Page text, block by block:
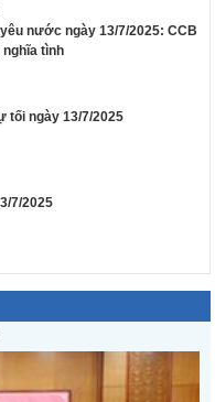
nước ngày 13/7/2025: CCB
nghĩa tình
tối ngày 13/7/2025
7/2025